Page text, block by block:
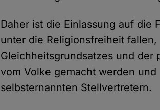
Daher ist die Einlassung auf die
unter die Religionsfreiheit
Gleichheitsgrundsatzes und der
vom Volke gemacht werden
selbsternannten Stellvertretern.